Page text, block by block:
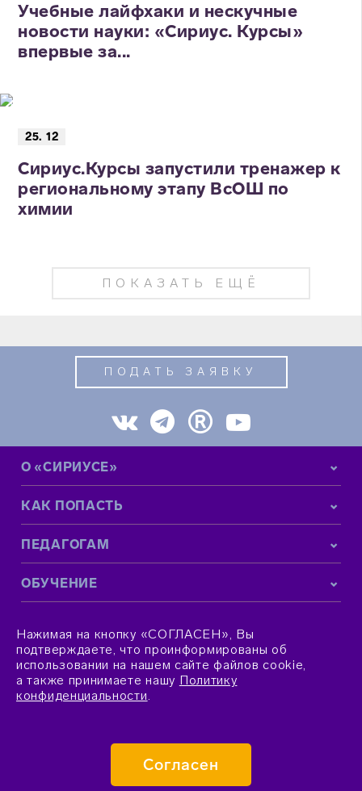
Учебные лайфхаки и нескучные
новости науки: «Сириус. Курсы»
впервые за...
25. 12
Сириус.Курсы запустили тренажер к
региональному этапу ВсОШ по
химии
ПОКАЗАТЬ ЕЩЁ
ПОДАТЬ ЗАЯВКУ
О «СИРИУСЕ»
КАК ПОПАСТЬ
ПЕДАГОГАМ
ОБУЧЕНИЕ
Нажимая на кнопку «СОГЛАСЕН», Вы
подтверждаете, что проинформированы об
использовании на нашем сайте файлов cookie,
а также принимаете нашу Политику
конфиденциальности.
Согласен